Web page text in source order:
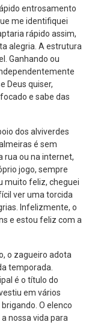
entrosamento
me identifiquei
rápido assim,
alegria. A estrutura
Ganhando ou
Deus quiser,
e sabe das
dos alviverdes
é sem
rua ou na internet,
jogo, sempre
muito feliz, cheguei
ver uma torcida
Infelizmente, o
e estou feliz com a
o zagueiro adota
temporada.
é o título do
em vários
O elenco
nossa vida para